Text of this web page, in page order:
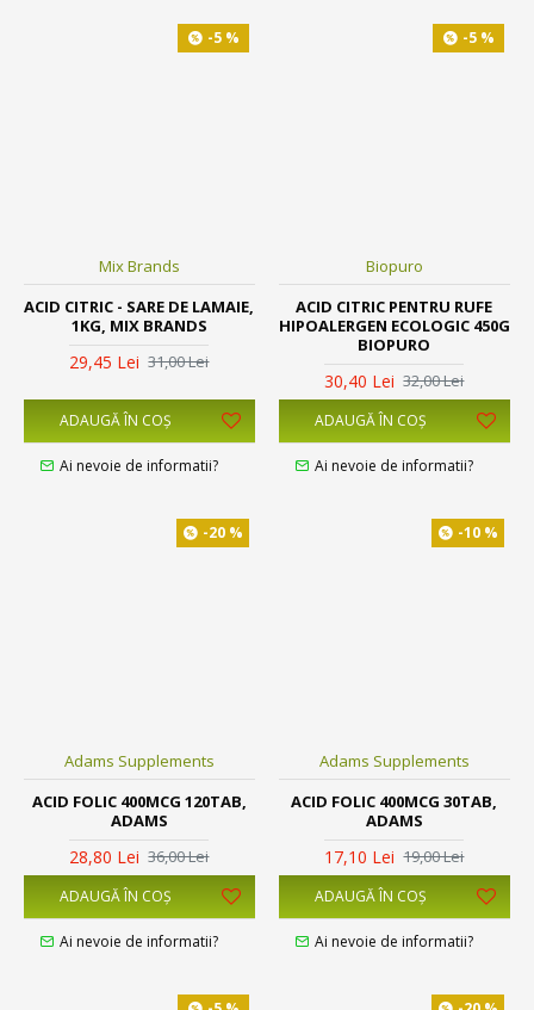
-5 %
Mix Brands
ACID CITRIC - SARE DE LAMAIE,
1KG, MIX BRANDS
29,45 Lei 31,00 Lei
ADAUGĂ ÎN COŞ
Ai nevoie de informatii?
-5 %
Biopuro
ACID CITRIC PENTRU RUFE
HIPOALERGEN ECOLOGIC 450G
BIOPURO
30,40 Lei 32,00 Lei
ADAUGĂ ÎN COŞ
Ai nevoie de informatii?
-20 %
Adams Supplements
ACID FOLIC 400MCG 120TAB,
ADAMS
28,80 Lei 36,00 Lei
ADAUGĂ ÎN COŞ
Ai nevoie de informatii?
-10 %
Adams Supplements
ACID FOLIC 400MCG 30TAB,
ADAMS
17,10 Lei 19,00 Lei
ADAUGĂ ÎN COŞ
Ai nevoie de informatii?